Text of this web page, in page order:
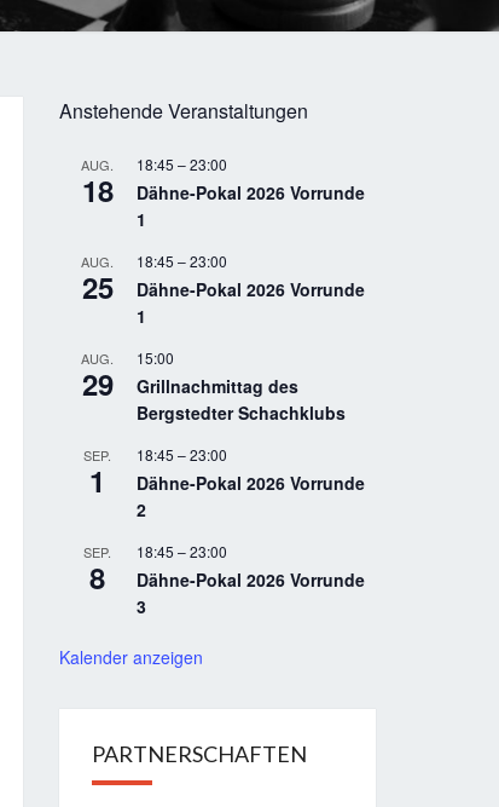
Anstehende Veranstaltungen
AUG.
18
18:45 –23:00
Dähne-Pokal 2026 Vorrunde
1
AUG.
25
18:45 –23:00
Dähne-Pokal 2026 Vorrunde
1
AUG.
29
15:00
Grillnachmittag des
Bergstedter Schachklubs
SEP.
1
18:45 –23:00
Dähne-Pokal 2026 Vorrunde
2
SEP.
8
18:45 –23:00
Dähne-Pokal 2026 Vorrunde
3
Kalender anzeigen
PARTNERSCHAFTEN